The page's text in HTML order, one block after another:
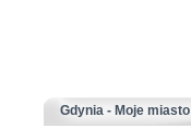
Gdynia - Moje miasto